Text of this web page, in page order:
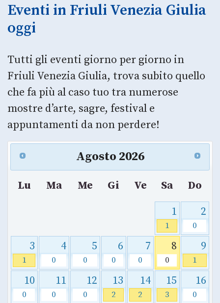
Eventi in Friuli Venezia Giulia
oggi
Tutti gli eventi giorno per giorno in
Friuli Venezia Giulia, trova subito quello
che fa più al caso tuo tra numerose
mostre d’arte, sagre, festival e
appuntamenti da non perdere!
Agosto 2026
Lu Ma Me Gi Ve Sa
Do
1
1
2
0
3
1
4
0
5
0
6
0
7
0
8
0
9
1
10
0
11
0
12
0
13
2
14
2
15
3
16
0